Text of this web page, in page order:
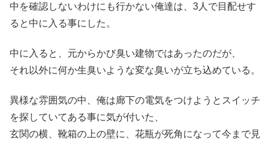
中を確認しないわけにも行かない俺達は、3人で目配せす
ると中に入る事にした。
中に入ると、元からかび臭い建物ではあったのだが、
それ以外に何か生臭いような変な臭いが立ち込めている。
異様な雰囲気の中、俺は廊下の電気をつけようとスイッチ
を探していてある事に気が付いた、
玄関の横、靴箱の上の壁に、花瓶が死角になって今まで見